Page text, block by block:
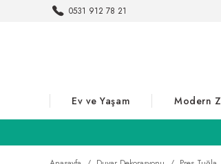
0531 912 78 21
Ev ve Yaşam Modern